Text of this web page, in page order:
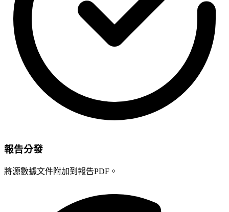
報告分發
將源數據文件附加到報告PDF。